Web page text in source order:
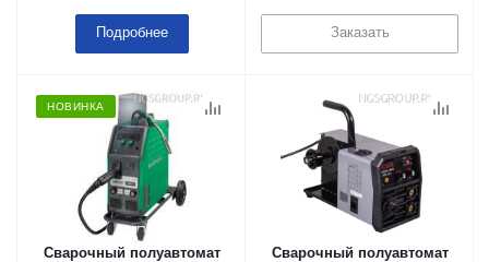
Подробнее Заказать
НОВИНКА
Сварочный полуавтомат
Сварочный полуавтомат